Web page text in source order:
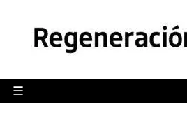
content
☰
POLÍTICA
CAMALEÓN